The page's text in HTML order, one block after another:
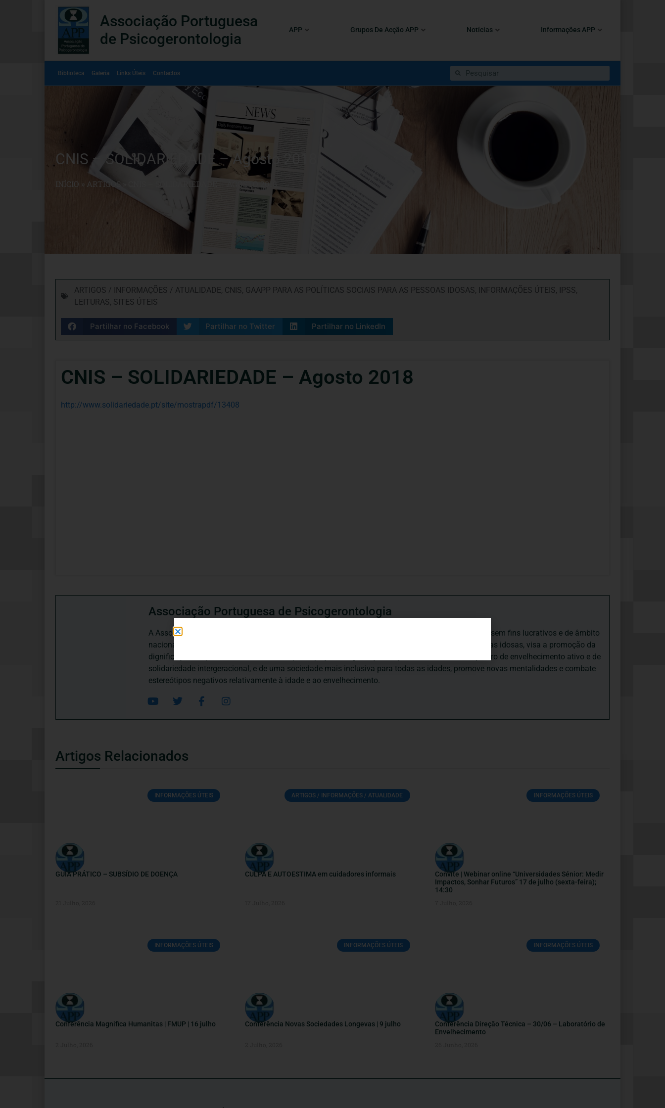
Associação Portuguesa
de Psicogerontologia
APP Grupos De Acção APP Notícias Informações APP
Biblioteca Galeria Links Úteis Contactos
CNIS – SOLIDARIEDADE – Agosto 2018
INÍCIO » ARTIGOS CNIS – SOLIDARIEDADE – AGOSTO 2018
ARTIGOS / INFORMAÇÕES / ATUALIDADE, CNIS, GAAPP PARA AS POLÍTICAS SOCIAIS PARA AS PESSOAS IDOSAS, INFORMAÇÕES ÚTEIS, IPSS,
LEITURAS, SITES ÚTEIS
Partilhar no Facebook Partilhar no Twitter Partilhar no LinkedIn
CNIS – SOLIDARIEDADE – Agosto 2018
http://www.solidariedade.pt/site/mostrapdf/13408
Associação Portuguesa de Psicogerontologia
A Associação Portuguesa de Psicogerontologia-APP, Instituição Particular de Solidariedade Social sem fins lucrativos e de âmbito
nacional, dedica-se às questões biopsicológicas e sociais inerentes ao envelhecimento e às pessoas idosas, visa a promoção da
dignificação, respeito, saúde, autonomia, participação e segurança das pessoas idosas, num quadro de envelhecimento ativo e de
solidariedade intergeracional, e de uma sociedade mais inclusiva para todas as idades, promove novas mentalidades e combate
estereótipos negativos relativamente à idade e ao envelhecimento.
Artigos Relacionados
INFORMAÇÕES ÚTEIS
GUIA PRÁTICO – SUBSÍDIO DE DOENÇA
ARTIGOS / INFORMAÇÕES / ATUALIDADE
CULPA E AUTOESTIMA em cuidadores informais
INFORMAÇÕES ÚTEIS
Convite | Webinar online “Universidades Sénior: Medir
Impactos, Sonhar Futuros” 17 de julho (sexta-feira);
14:30
INFORMAÇÕES ÚTEIS
Conferência Magnifica Humanitas | FMUP | 16 julho
INFORMAÇÕES ÚTEIS
Conferência Novas Sociedades Longevas | 9 julho
INFORMAÇÕES ÚTEIS
Conferência Direção Técnica – 30/06 – Laboratório de
Envelhecimento